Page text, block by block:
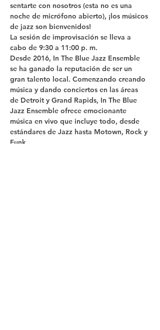
sentarte con nosotros (esta no es una
noche de micrófono abierto), ¡los músicos
de jazz son bienvenidos!
La sesión de improvisación se lleva a
cabo de 9:30 a 11:00 p. m.
Desde 2016, In The Blue Jazz Ensemble
se ha ganado la reputación de ser un
gran talento local. Comenzando creando
música y dando conciertos en las áreas
de Detroit y Grand Rapids, In The Blue
Jazz Ensemble ofrece emocionante
música en vivo que incluye todo, desde
estándares de Jazz hasta Motown, Rock y
Funk.